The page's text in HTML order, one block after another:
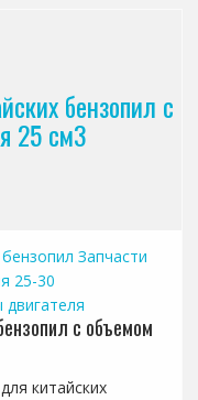
бензопил с
25 см3
Запчасти
25-30
с объемом
китайских